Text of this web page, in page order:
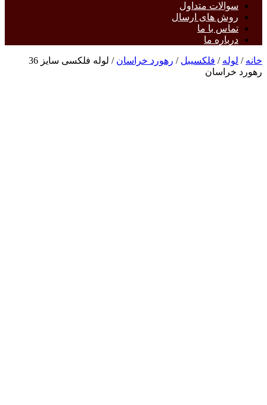
سوالات متداول
روش های ارسال
تماس با ما
درباره ما
خانه / لوله / فلکسیبل / رهورد خراسان
/ لوله فلکسی سایز 36
رهورد خراسان